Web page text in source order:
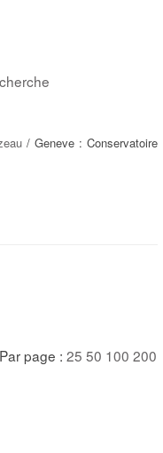
/ Geneve : Conservatoire
Par page : 25 50 100 200